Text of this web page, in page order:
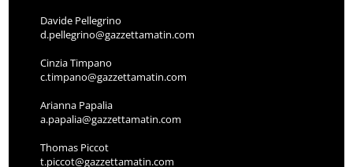
Davide Pellegrino
d.pellegrino@gazzettamatin.com
Cinzia Timpano
c.timpano@gazzettamatin.com
Arianna Papalia
a.papalia@gazzettamatin.com
Thomas Piccot
t.piccot@gazzettamatin.com